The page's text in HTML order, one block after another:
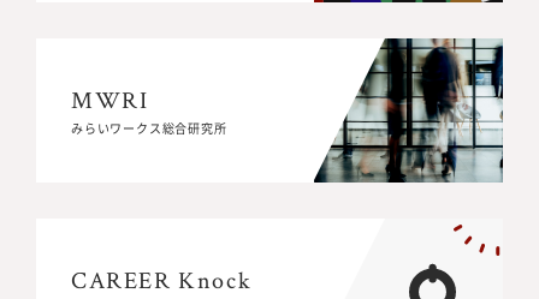
MWRI
みらいワークス総合研究所
MWRI
みらいワークス総合研究所
CAREER Knock
CAREER Knock